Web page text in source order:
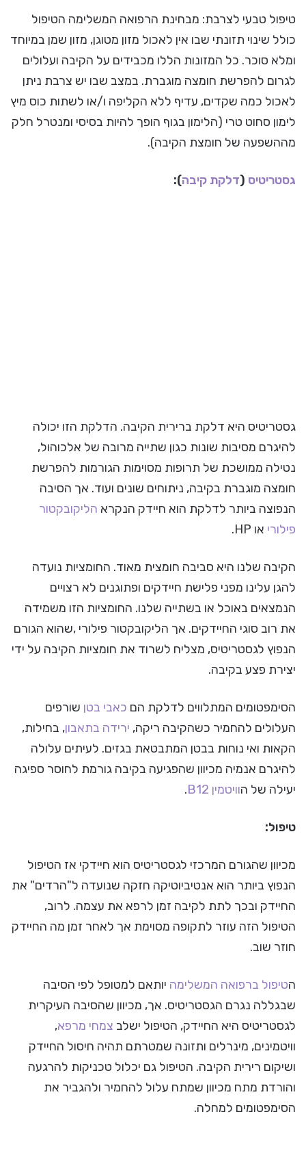
טיפול טבעי לצרבת: מבחינת הרפואה המשלימה הטיפול
כולל שינוי תזונתי שבו אין לאכול מזון מטוגן, מזון שמן במיוחד
ומלא סוכר. כל המזונות הללו מכבידים על הקיבה ועלולים
לגרום להפרשת חומצה מוגברת. במצב שבו יש צרבת ניתן
לאכול כמה שקדים, עדיף ללא הקליפה ו/או לשתות כוס מיץ
לימון סחוט טרי (הלימון בגוף הופך להיות בסיסי ומנטרל חלק
מההשפעה של חומצת הקיבה).
גסטריטיס (דלקת קיבה):
גסטריטיס היא דלקת ברירית הקיבה. הדלקת הזו יכולה
להיגרם מסיבות שונות כגון שתייה מרובה של אלכוהול,
נטילה ממושכת של תרופות מסוימות הגורמות להפרשת
חומצה מוגברת בקיבה, ניתוחים שונים ועוד. אך הסיבה
הנפוצה ביותר לדלקת הוא חיידק הנקרא הליקובקטור
פילורי או HP.
הקיבה שלנו היא סביבה חומצית מאוד. החומציות נועדה
להגן עלינו מפני פלישת חיידקים ופתוגנים לא רצויים
הנמצאים באוכל או בשתייה שלנו. החומציות הזו משמידה
את רוב סוגי החיידקים. אך הליקובקטור פילורי ,שהוא הגורם
הנפוץ לגסטריטיס, מצליח לשרוד את חומציות הקיבה על ידי
יצירת פצע בקיבה.
הסימפטומים המתלווים לדלקת הם כאבי בטן שורפים
העלולים להחמיר כשהקיבה ריקה, ירידה בתאבון, בחילות,
הקאות ואי נוחות בבטן המתבטאת בגזים. לעיתים עלולה
להיגרם אנמיה מכיוון שהפגיעה בקיבה גורמת לחוסר ספיגה
יעילה של הוויטמין B12 .
טיפול:
מכיוון שהגורם המרכזי לגסטריטיס הוא חיידקי אז הטיפול
הנפוץ ביותר הוא אנטיביוטיקה חזקה שנועדה ל"הרדים" את
החיידק ובכך לתת לקיבה זמן לרפא את עצמה. לרוב,
הטיפול הזה עוזר לתקופה מסוימת אך לאחר זמן מה החיידק
חוזר שוב.
הטיפול ברפואה המשלימה יותאם למטופל לפי הסיבה
שבגללה נגרם הגסטריטיס. אך, מכיוון שהסיבה העיקרית
לגסטריטיס היא החיידק, הטיפול ישלב צמחי מרפא,
וויטמינים, מינרלים ותזונה שמטרתם תהיה חיסול החיידק
ושיקום רירית הקיבה. הטיפול גם יכלול טכניקות להרגעה
והורדת מתח מכיוון שמתח עלול להחמיר ולהגביר את
הסימפטומים למחלה.